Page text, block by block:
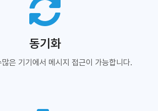
동기화
은 기기에서 메시지 접근이 가능합니다.